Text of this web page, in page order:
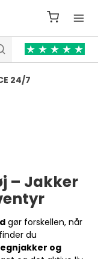
– Jakker
gør forskellen, når
du
og